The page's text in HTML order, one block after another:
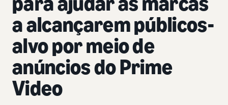
a alcançarem públicos-
alvo por meio de
anúncios do Prime
Video